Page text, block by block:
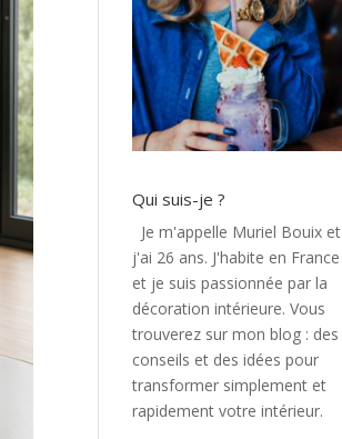
Qui suis-je ?
Je m'appelle Muriel Bouix et
j'ai 26 ans. J'habite en France
et je suis passionnée par la
décoration intérieure. Vous
trouverez sur mon blog : des
conseils et des idées pour
transformer simplement et
rapidement votre intérieur.